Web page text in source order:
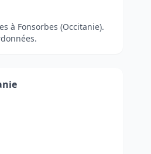
à Fonsorbes (Occitanie).